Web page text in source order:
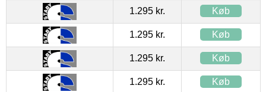
1.295 kr. Køb
1.295 kr. Køb
1.295 kr. Køb
1.295 kr. Køb